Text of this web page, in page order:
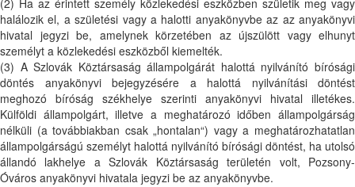
(2) Ha az érintett személy közlekedési eszközben születik meg vagy
halálozik el, a születési vagy a halotti anyakönyvbe az az anyakönyvi
hivatal jegyzi be, amelynek körzetében az újszülött vagy elhunyt
személyt a közlekedési eszközből kiemelték.
(3) A Szlovák Köztársaság állampolgárát halottá nyilvánító bírósági
döntés anyakönyvi bejegyzésére a halottá nyilvánítási döntést
meghozó bíróság székhelye szerinti anyakönyvi hivatal illetékes.
Külföldi állampolgárt, illetve a meghatározó időben állampolgárság
nélküli (a továbbiakban csak „hontalan“) vagy a meghatározhatatlan
állampolgárságú személyt halottá nyilvánító bírósági döntést, ha utolsó
állandó lakhelye a Szlovák Köztársaság területén volt, Pozsony-
Óváros anyakönyvi hivatala jegyzi be az anyakönyvbe.